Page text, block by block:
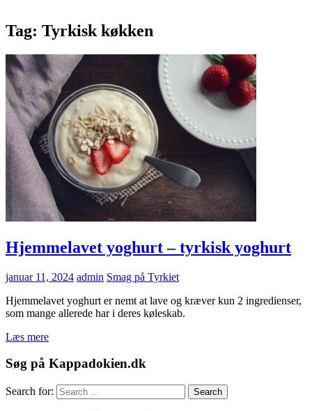
Tag: Tyrkisk køkken
Hjemmelavet yoghurt – tyrkisk yoghurt
januar 11, 2024 admin Smag på Tyrkiet
Hjemmelavet yoghurt er nemt at lave og kræver kun 2 ingredienser,
som mange allerede har i deres køleskab.
Læs mere
Søg på Kappadokien.dk
Search for: Search